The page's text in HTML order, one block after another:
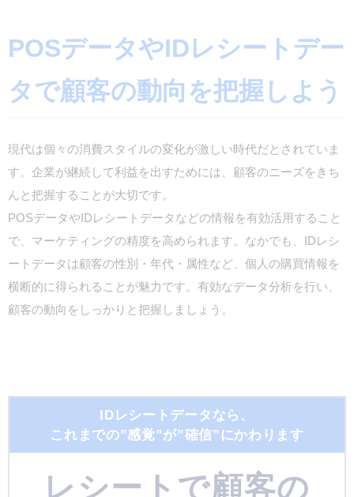
POSデータやIDレシートデー
タで顧客の動向を把握しよう
現代は個々の消費スタイルの変化が激しい時代だとされていま
す。企業が継続して利益を出すためには、顧客のニーズをきち
んと把握することが大切です。
POSデータやIDレシートデータなどの情報を有効活用すること
で、マーケティングの精度を高められます。なかでも、IDレシ
ートデータは顧客の性別・年代・属性など、個人の購買情報を
横断的に得られることが魅力です。有効なデータ分析を行い、
顧客の動向をしっかりと把握しましょう。
IDレシートデータなら、
これまでの”感覚”が”確信”にかわります
レシート で顧客の